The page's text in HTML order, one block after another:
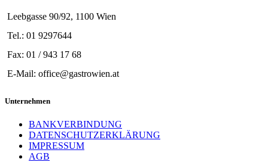
Leebgasse 90/92, 1100 Wien
Tel.: 01 9297644
Fax: 01 / 943 17 68
E-Mail: office@gastrowien.at
Unternehmen
BANKVERBINDUNG
DATENSCHUTZERKLÄRUNG
IMPRESSUM
AGB